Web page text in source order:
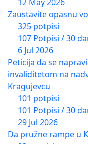
12 May 2026
Zaustavite opasnu
325 potpisi
107 Potpisi / 30
6 Jul 2026
Peticija da se
invaliditetom na
Kragujevcu
101 potpisi
101 Potpisi / 30
29 Jul 2026
Da pružne rampe u